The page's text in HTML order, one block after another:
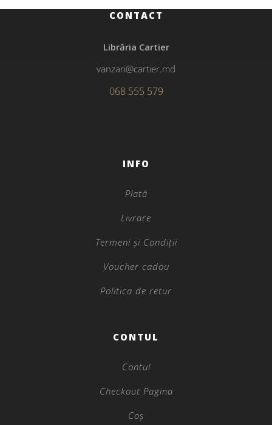
CONTACT
Librăria Cartier
vanzari@cartier.md
068 555 579
INFO
Plată
Livrare
Termeni și Condiții
Voucher cadou
Politica de retur
CONTUL
Contul
Checkout Pagina
Coș